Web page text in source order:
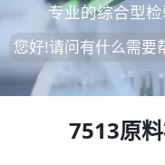
专业的综合型
您好!请问有什么需要
7513原